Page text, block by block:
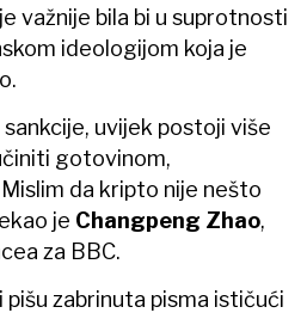
važnije bila bi u suprotnosti
ideologijom koja je
uvijek postoji više
gotovinom,
da kripto nije nešto
je Changpeng Zhao,
za BBC.
pišu zabrinuta pisma ističući